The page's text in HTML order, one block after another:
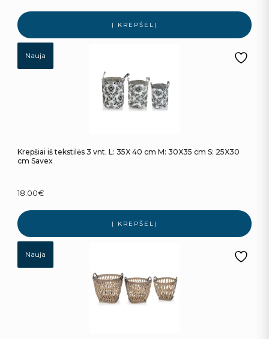
Į KREPŠELĮ
Nauja
Krepšiai iš tekstilės 3 vnt. L: 35X 40 cm M: 30X35 cm S: 25X30
cm Savex
18.00€
Į KREPŠELĮ
Nauja